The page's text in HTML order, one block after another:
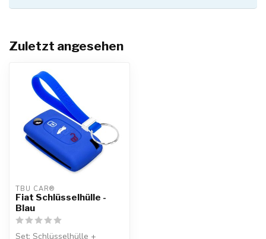
Zuletzt angesehen
TBU CAR®
Fiat Schlüsselhülle -
Blau
Set: Schlüsselhülle +